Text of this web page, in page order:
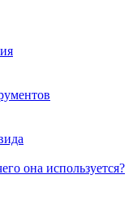
она используется?